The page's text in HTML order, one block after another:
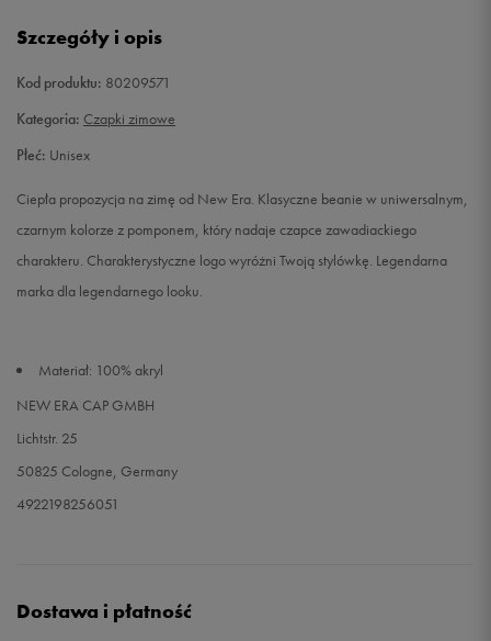
Szczegóły i opis
Kod produktu: 80209571
Kategoria: Czapki zimowe
Płeć: Unisex
Ciepła propozycja na zimę od New Era. Klasyczne beanie w uniwersalnym,
czarnym kolorze z pomponem, który nadaje czapce zawadiackiego
charakteru. Charakterystyczne logo wyróżni Twoją stylówkę. Legendarna
marka dla legendarnego looku.
Materiał: 100% akryl
NEW ERA CAP GMBH
Lichtstr. 25
50825 Cologne, Germany
4922198256051
Dostawa i płatność